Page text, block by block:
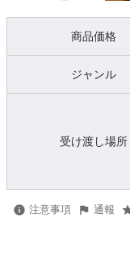
商品価格
ジャンル
受け渡し場所
注意事項 通報